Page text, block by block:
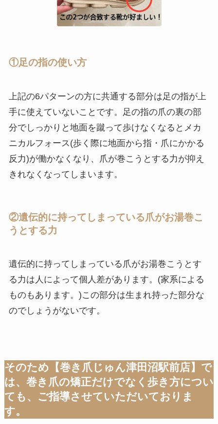
①足の指の使い方
上記の6パターンの方に共通する部分は足の指が上
手に使えていないことです。足の指の爪の裏の部
分でしっかりと地面を蹴って歩けなくなるとメカ
ニカルフォース(歩く際に地面から指・爪にかかる
反力)が働かなくなり、爪が巻こうとする力が抑え
きれなくなってしまいます。
②遺伝的に持ってしまっている爪がお湯巻こ
うとする力
遺伝的に持ってしまっている爪がお湯巻こうとす
る力は人によって個人差があります。(家系による
ものもあります。)この部分は生まれ持った部分な
のでしょうがないです。
そのため【巻き爪じゅん津田沼駅前店】で
は、巻き爪の矯正だけでなく歩き方につい
ても、ご指導させていただいておりま
す。